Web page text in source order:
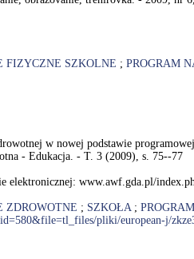
FIZYCZNE SZKOLNE ; PROGRAM
w nowej podstawie
- Edukacja. - T. 3 (2009), s. 75--77
elektronicznej: www.awf.gda.pl/
ZDROWOTNE ; SZKOŁA;
pliki/european-j/